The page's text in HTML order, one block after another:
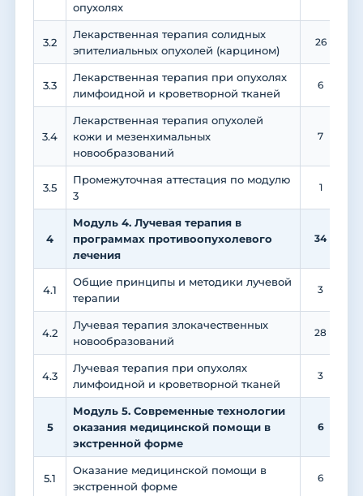
опухолях
3.2
Лекарственная терапия солидных
эпителиальных опухолей (карцином)
26
3.3
Лекарственная терапия при опухолях
лимфоидной и кроветворной тканей
6
3.4
Лекарственная терапия опухолей
кожи и мезенхимальных
новообразований
7
3.5
Промежуточная аттестация по модулю
3
1
4
Модуль 4. Лучевая терапия в
программах противоопухолевого
лечения
34
4.1
Общие принципы и методики лучевой
терапии
3
4.2
Лучевая терапия злокачественных
новообразований
28
4.3
Лучевая терапия при опухолях
лимфоидной и кроветворной тканей
3
5
Модуль 5. Современные технологии
оказания медицинской помощи в
экстренной форме
6
5.1
Оказание медицинской помощи в
экстренной форме
6